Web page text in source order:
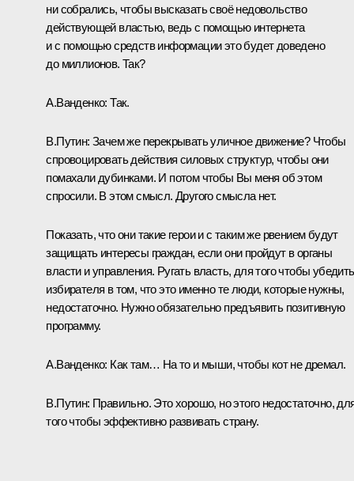
ни собрались, чтобы высказать своё недовольство
действующей властью, ведь с помощью интернета
и с помощью средств информации это будет доведено
до миллионов. Так?
А.Ванденко: Так.
В.Путин: Зачем же перекрывать уличное движение? Чтобы
спровоцировать действия силовых структур, чтобы они
помахали дубинками. И потом чтобы Вы меня об этом
спросили. В этом смысл. Другого смысла нет.
Показать, что они такие герои и с таким же рвением будут
защищать интересы граждан, если они пройдут в органы
власти и управления. Ругать власть, для того чтобы убедить
избирателя в том, что это именно те люди, которые нужны,
недостаточно. Нужно обязательно предъявить позитивную
программу.
А.Ванденко: Как там… На то и мыши, чтобы кот не дремал.
В.Путин: Правильно. Это хорошо, но этого недостаточно,
того чтобы эффективно развивать страну.